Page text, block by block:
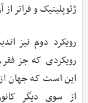
ژئوپلیتیک و فراتر
رویکرد دوم نیز
رویکردی که جز
این است که جهان
از سوی دیگر